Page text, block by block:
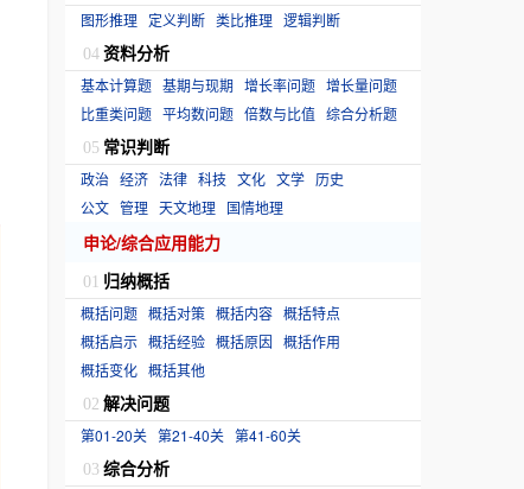
图形推理 定义判断 类比推理 逻辑判断
04 资料分析
基本计算题 基期与现期 增长率问题 增长量问题
比重类问题 平均数问题 倍数与比值 综合分析题
05 常识判断
政治 经济 法律 科技 文化 文学 历史
公文 管理 天文地理 国情地理
申论/综合应用能力
01 归纳概括
概括问题 概括对策 概括内容 概括特点
概括启示 概括经验 概括原因 概括作用
概括变化 概括其他
02 解决问题
第01-20关 第21-40关 第41-60关
03 综合分析